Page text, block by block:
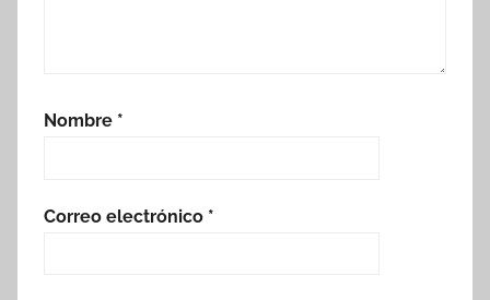
Nombre *
Correo electrónico *